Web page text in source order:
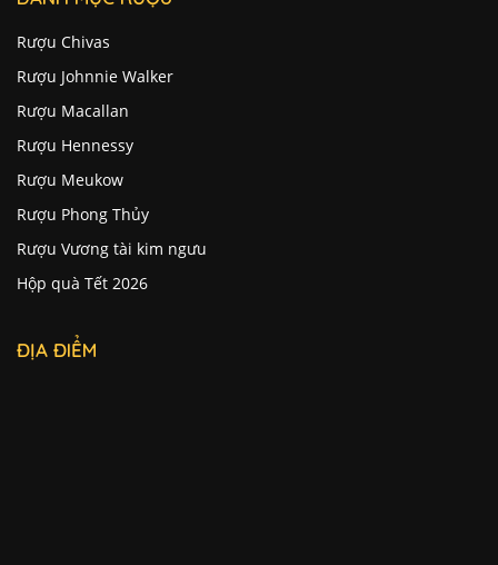
Rượu Chivas
Rượu Johnnie Walker
Rượu Macallan
Rượu Hennessy
Rượu Meukow
Rượu Phong Thủy
Rượu Vương tài kim ngưu
Hộp quà Tết 2026
ĐỊA ĐIỂM